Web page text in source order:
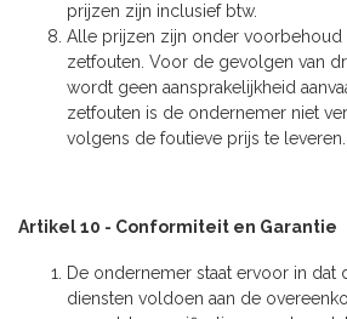
prijzen zijn inclusief btw.
Alle prijzen zijn onder voorbehoud
zetfouten. Voor de gevolgen van
wordt geen aansprakelijkheid
zetfouten is de ondernemer niet
volgens de foutieve prijs te leveren.
Artikel 10 - Conformiteit en Garantie
De ondernemer staat ervoor in
diensten voldoen aan de